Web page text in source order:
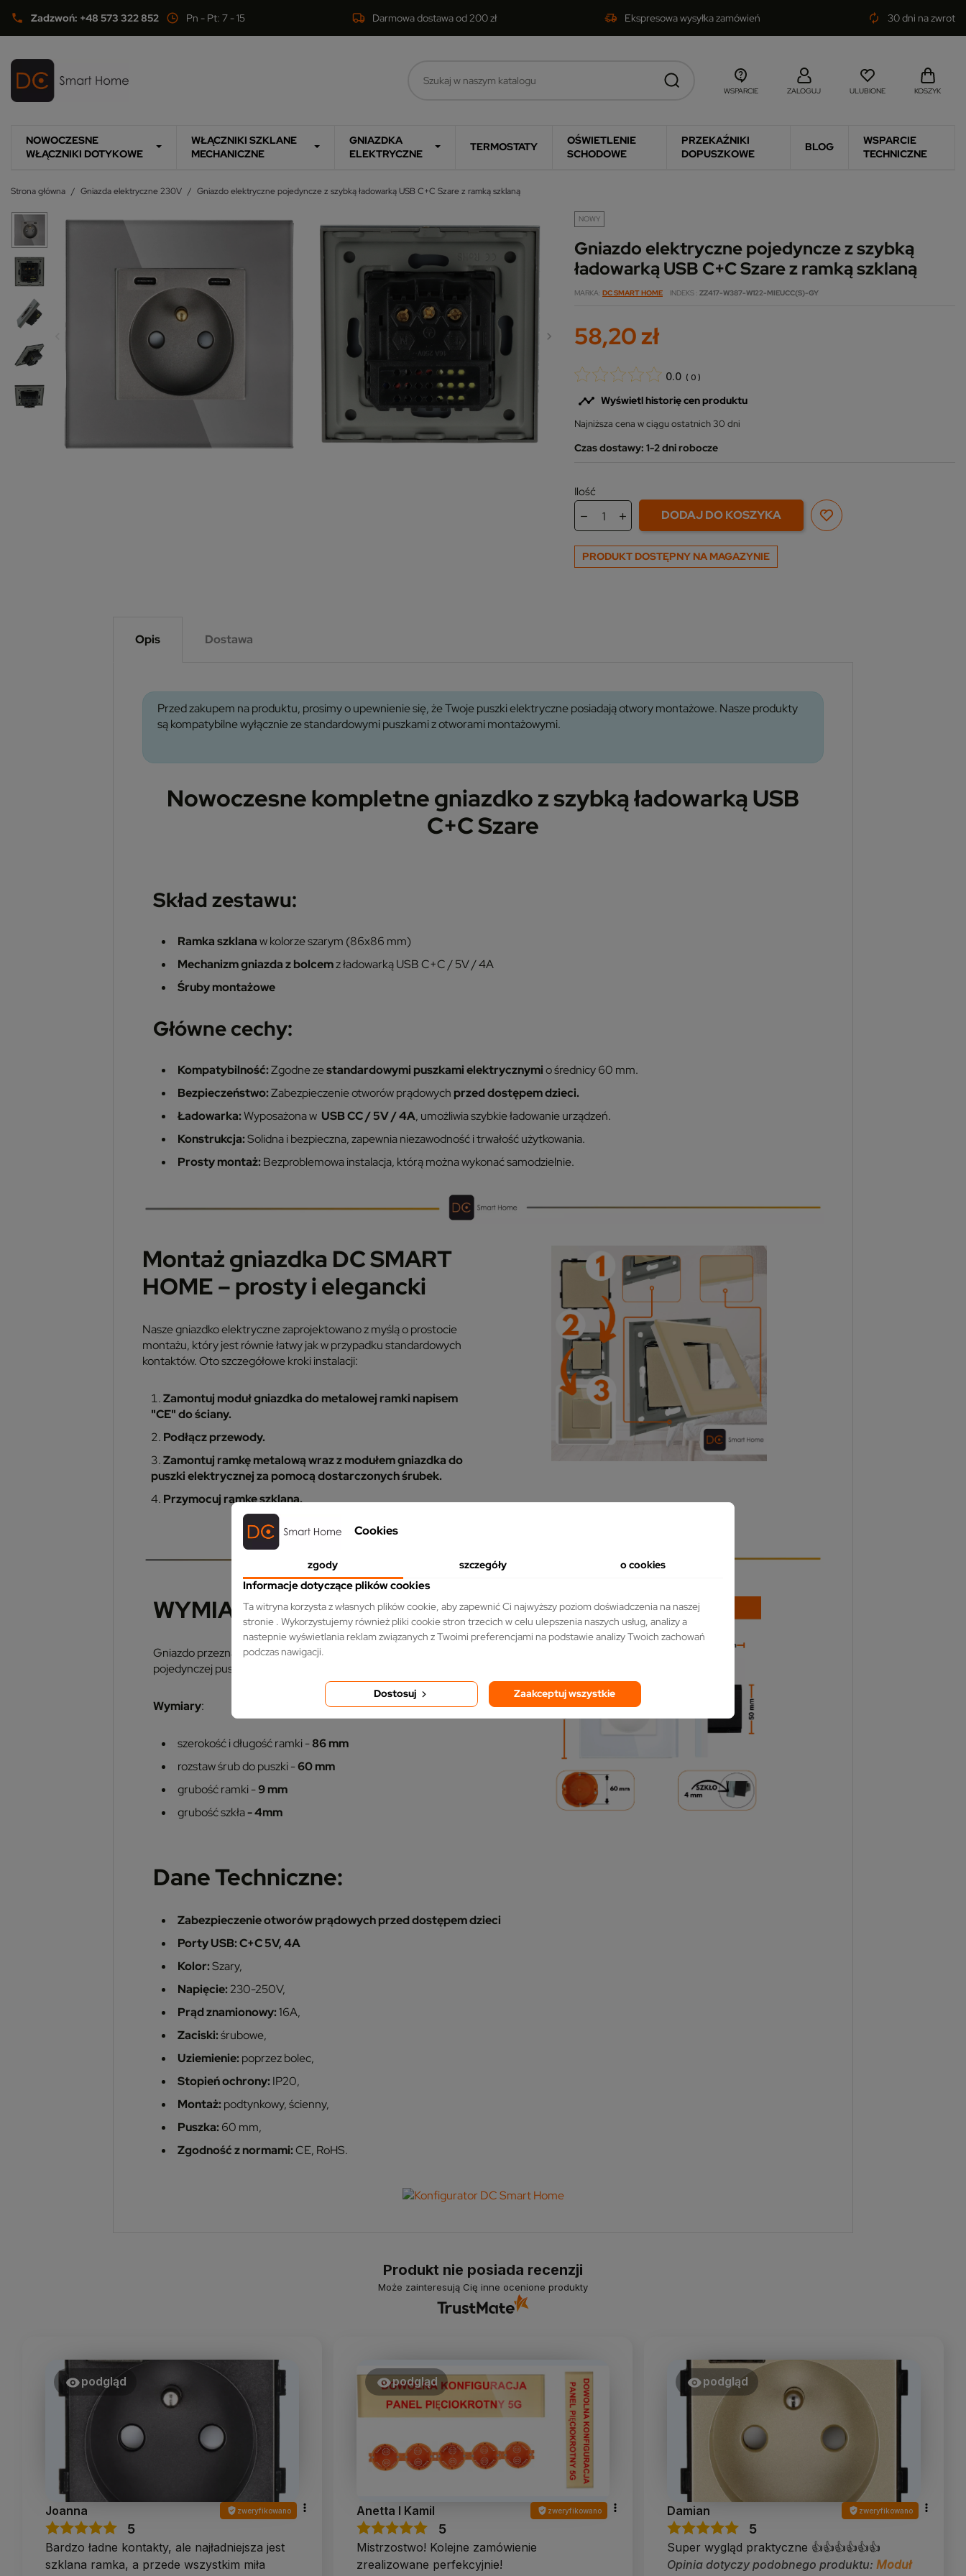
phone Zadzwoń: +48 573 322 852 Pn - Pt: 7 - 15 Darmowa dostawa od 200 zł Ekspresowa wysyłka zamówień autorenew 30 dni na zwrot
WSPARCIE ZALOGUJ ULUBIONE KOSZYK
NOWOCZESNE
WŁĄCZNIKI DOTYKOWE
WŁĄCZNIKI SZKLANE
MECHANICZNE
GNIAZDKA
ELEKTRYCZNE
TERMOSTATY
OŚWIETLENIE
SCHODOWE
PRZEKAŹNIKI
DOPUSZKOWE
BLOG
WSPARCIE
TECHNICZNE
Strona główna Gniazda elektryczne 230V Gniazdo elektryczne pojedyncze z szybką ładowarką USB C+C Szare z ramką szklaną
NOWY
Gniazdo elektryczne pojedyncze z szybką
ładowarką USB C+C Szare z ramką szklaną
MARKA DC SMART HOME INDEKS ZZ417-W387-W122-MIEUCC(S)-GY
58,20 zł
0.0 ( 0 )
 Wyświetl historię cen produktu
Najniższa cena w ciągu ostatnich 30 dni
Czas dostawy: 1-2 dni robocze
Ilość
DODAJ DO KOSZYKA
PRODUKT DOSTĘPNY NA MAGAZYNIE
Opis Dostawa
Przed zakupem na produktu, prosimy o upewnienie się, że Twoje puszki elektryczne posiadają otwory montażowe. Nasze produkty
są kompatybilne wyłącznie ze standardowymi puszkami z otworami montażowymi.
Nowoczesne kompletne gniazdko z szybką ładowarką USB
C+C Szare
Skład zestawu:
Ramka szklanaw kolorze szarym (86x86 mm)
Mechanizm gniazda z bolcemz ładowarką USB C+C / 5V / 4A
Śruby montażowe
Główne cechy:
Kompatybilność:Zgodne zestandardowymi puszkami elektrycznymio średnicy 60 mm.
Bezpieczeństwo:Zabezpieczenie otworów prądowych przed dostępem dzieci.
Ładowarka:Wyposażona w USB CC / 5V / 4A, umożliwia szybkie ładowanie urządzeń.
Konstrukcja:Solidna i bezpieczna, zapewnia niezawodność i trwałość użytkowania.
Prosty montaż: Bezproblemowa instalacja, którą można wykonać samodzielnie.
Montaż gniazdka DC SMART
HOME – prosty i elegancki
Nasze gniazdko elektryczne zaprojektowano z myślą o prostocie
montażu, który jest równie łatwy jak w przypadku standardowych
kontaktów. Oto szczegółowe kroki instalacji:
Zamontuj moduł gniazdka do metalowej ramki napisem
"CE" do ściany.
Podłącz przewody.
Zamontuj ramkę metalową wraz z modułem gniazdka do
puszki elektrycznej za pomocą dostarczonych śrubek.
Przymocuj ramkę szklaną.
WYMIARY
Gniazdo przeznaczone jest do montażu w standardowej
pojedynczej puszce
Wymiary:
szerokość i długość ramki -86 mm
rozstaw śrub do puszki -60 mm
grubość ramki -9 mm
grubość szkła- 4mm
Dane Techniczne:
Zabezpieczenie otworów prądowych przed dostępem dzieci
Porty USB: C+C 5V, 4A
Kolor:Szary,
Napięcie:230-250V,
Prąd znamionowy:16A,
Zaciski:śrubowe,
Uziemienie: poprzez bolec,
Stopień ochrony: IP20,
Montaż: podtynkowy, ścienny,
Puszka: 60 mm,
Zgodność z normami:CE, RoHS.
Produkt nie posiada recenzji
Może zainteresują Cię inne ocenione produkty
podgląd
Joanna zweryfikowano
5
Bardzo ładne kontakty, ale najładniejsza jest
szklana ramka, a przede wszystkim miła
podgląd
Anetta I Kamil zweryfikowano
5
Mistrzostwo! Kolejne zamówienie
zrealizowane perfekcyjnie!
podgląd
Damian zweryfikowano
5
Super wygląd praktyczne 👍👍👍👍👍👍
Opinia dotyczy podobnego produktu:Moduł
Cookies
zgody szczegóły o cookies
Informacje dotyczące plików cookies
Ta witryna korzysta z własnych plików cookie, aby zapewnić Ci najwyższy poziom doświadczenia na naszej
stronie . Wykorzystujemy również pliki cookie stron trzecich w celu ulepszenia naszych usług, analizy a
nastepnie wyświetlania reklam związanych z Twoimi preferencjami na podstawie analizy Twoich zachowań
podczas nawigacji.
Dostosuj Zaakceptuj wszystkie